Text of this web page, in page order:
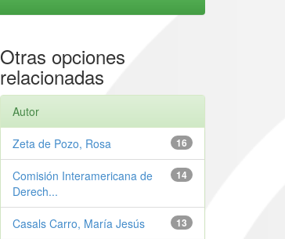
Otras opciones
relacionadas
Autor
16
Zeta de Pozo, Rosa
14
Comisión Interamericana de
Derech...
13
Casals Carro, María Jesús